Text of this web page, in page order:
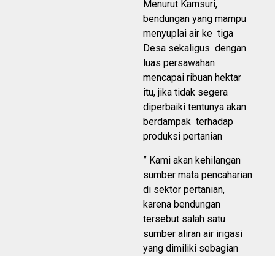
Menurut Kamsuri,
bendungan yang mampu
menyuplai air ke tiga
Desa sekaligus dengan
luas persawahan
mencapai ribuan hektar
itu, jika tidak segera
diperbaiki tentunya akan
berdampak terhadap
produksi pertanian
” Kami akan kehilangan
sumber mata pencaharian
di sektor pertanian,
karena bendungan
tersebut salah satu
sumber aliran air irigasi
yang dimiliki sebagian